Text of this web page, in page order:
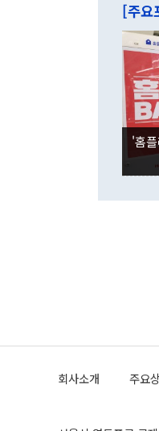
[주요
'홈
회사소개 주요